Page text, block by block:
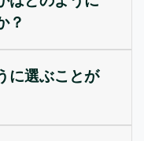
？
に選ぶことが